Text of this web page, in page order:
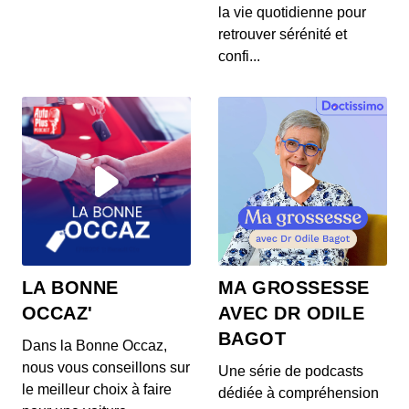
S12E145: L'actu auto du 24 juillet 2020
00:03:37 - IL Y A 6 ANS
Les prix de la Mercedes Classe E restylée, la
S12E144: L'actu auto du 23 juillet 2020
00:03:39 - IL Y A 6 ANS
L’Aston Martin Vanquish 25 par Ian Callum entre
en production. Quel est ce modèle ? On v...
S12E143: L'actu auto du 22 juillet 2020
00:03:25 - IL Y A 6 ANS
1400 ch dans un SUV 100% électrique ? C’est la
nouvelle trouvaille de Ford ! On vos prés...
S12E141: L'actu auto du 21 juillet 2020
00:03:26 - IL Y A 6 ANS
Au menu de ce mardi 21 juillet : des Renault Zoe
la vie quotidienne pour
retrouver sérénité et
confi...
LA BONNE
OCCAZ'
Dans la Bonne Occaz,
nous vous conseillons sur
le meilleur choix à faire
MA GROSSESSE
AVEC DR ODILE
BAGOT
Une série de podcasts
dédiée à compréhension